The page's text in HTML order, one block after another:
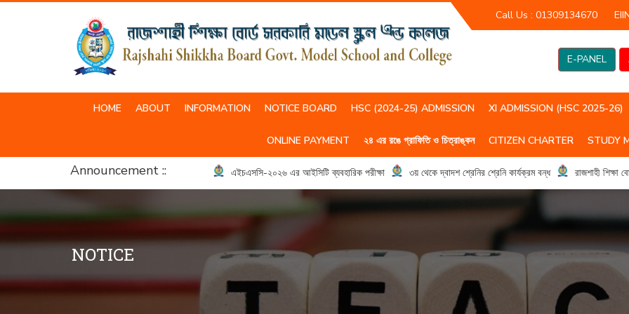
Call Us : 01309134670
E-PANEL
HOME ABOUT INFORMATION NOTICE BOARD HSC (2024-25) ADMISSION XI ADMISSION (HSC 2025-26)
ONLINE PAYMENT ২৪ এর রঙে গ্রাফিতি ও চিত্রাঙ্কন CITIZEN CHARTER STUDY
Announcement :: এইচএসসি-২০২৬ এর আইসিটি ব্যবহারিক পরীক্ষা ৩য় থেকে দ্বাদশ শ্রেনির শ্রেনি কার্যক্রম বন্ধ রাজশাহী শিক্ষা
NOTICE